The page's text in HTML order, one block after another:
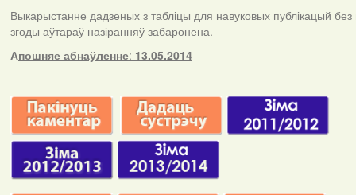
Выкарыстанне дадзеных з табліцы для навуковых публікацый без
згоды аўтараў назіранняў забаронена.
Апошняе абнаўленне: 13.05.2014